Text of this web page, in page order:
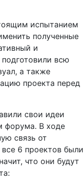
испытанием
полученные
и
всю
а также
проекта перед
свои идеи
форума. В ходе
связь от
6 проектов были
что они будут
от команды